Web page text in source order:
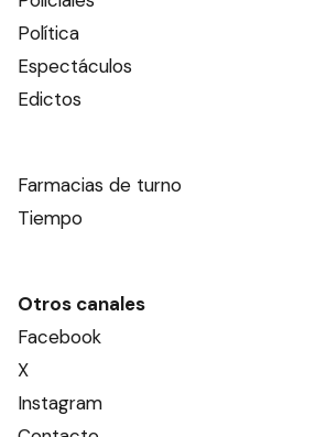
Política
Espectáculos
Edictos
Farmacias de turno
Tiempo
Otros canales
Facebook
X
Instagram